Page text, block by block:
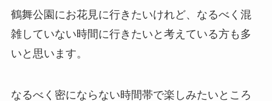
鶴舞公園にお花見に行きたいけれど、なるべく混
雑していない時間に行きたいと考えている方も多
いと思います。
なるべく密にならない時間帯で楽しみたいところ